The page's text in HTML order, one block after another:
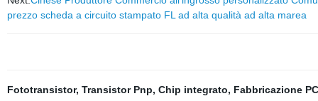
prezzo scheda a circuito stampato FL ad alta qualità ad alta marea
Fototransistor, Transistor Pnp, Chip integrato, Fabbricazione